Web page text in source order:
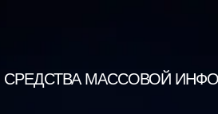
СРЕДСТВА МАССОВОЙ